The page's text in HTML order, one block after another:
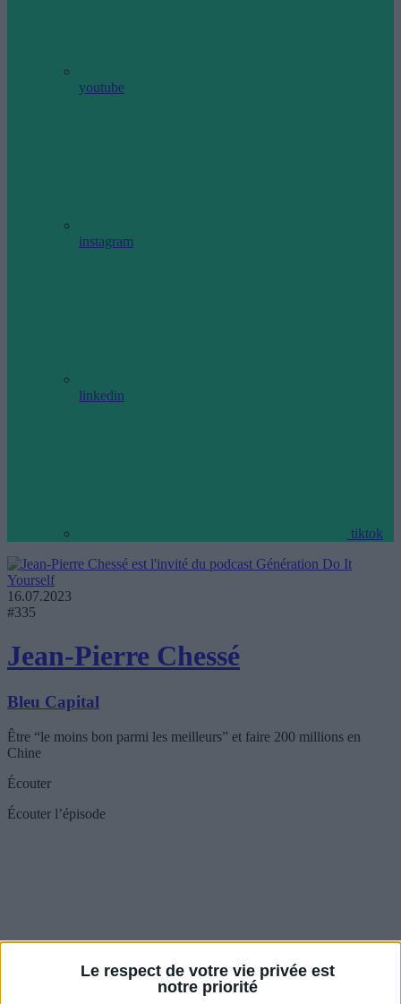
Le respect de votre vie privée est
notre priorité
youtube
instagram
linkedin
tiktok
16.07.2023
#335
Jean-Pierre Chessé
Bleu Capital
Être “le moins bon parmi les meilleurs” et faire 200 millions en
Chine
Écouter
Écouter l’épisode